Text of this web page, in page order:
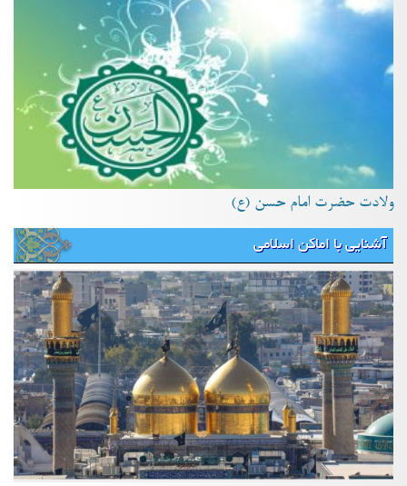
ولادت حضرت امام حسن (ع)
آشنایی با اماکن اسلامی